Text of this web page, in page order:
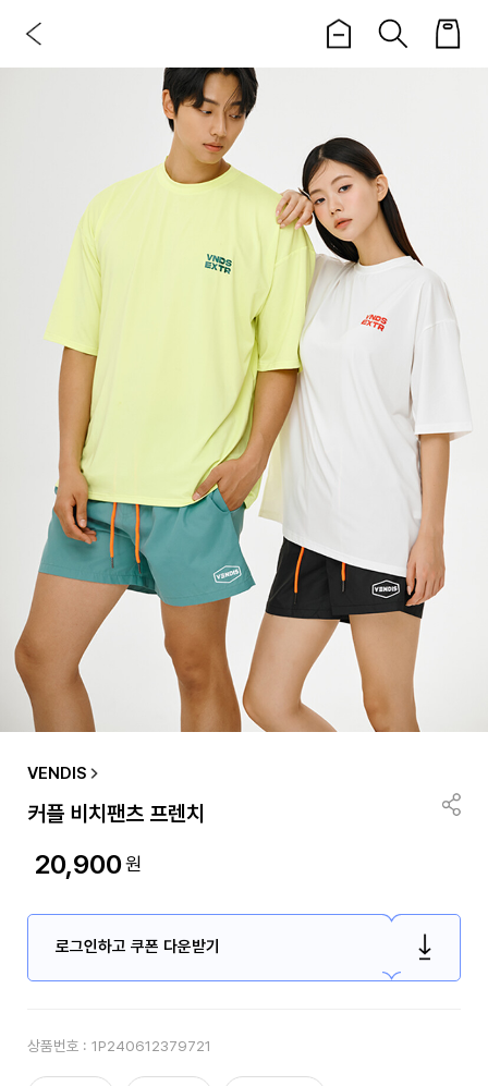
VENDIS
커플 비치팬츠 프렌치
20,900원
로그인하고 쿠폰 다운받기
상품번호 : 1P240612379721